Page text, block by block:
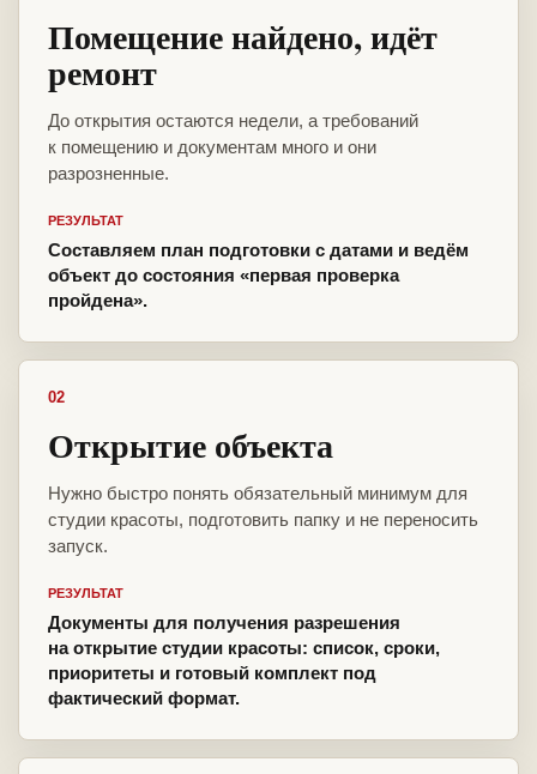
Помещение найдено, идёт
ремонт
До открытия остаются недели, а требований
к помещению и документам много и они
разрозненные.
РЕЗУЛЬТАТ
Составляем план подготовки с датами и ведём
объект до состояния «первая проверка
пройдена».
02
Открытие объекта
Нужно быстро понять обязательный минимум для
студии красоты, подготовить папку и не переносить
запуск.
РЕЗУЛЬТАТ
Документы для получения разрешения
на открытие студии красоты: список, сроки,
приоритеты и готовый комплект под
фактический формат.